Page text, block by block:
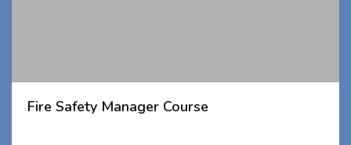
Fire Safety Manager Course